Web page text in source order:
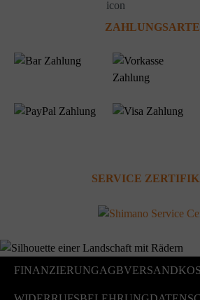
SERVICE
FINANZIERUNGAGB